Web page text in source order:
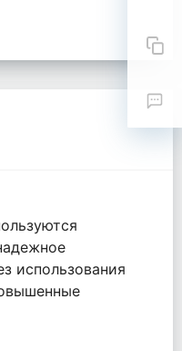
использования